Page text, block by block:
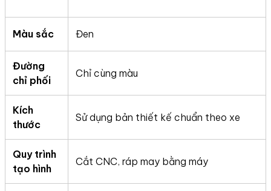
Màu sắc Đen
Đường
chỉ phối
Chỉ cùng màu
Kích
thước
Sử dụng bản thiết kế chuẩn theo xe
Quy trình
tạo hình
Cắt CNC, ráp may bằng máy